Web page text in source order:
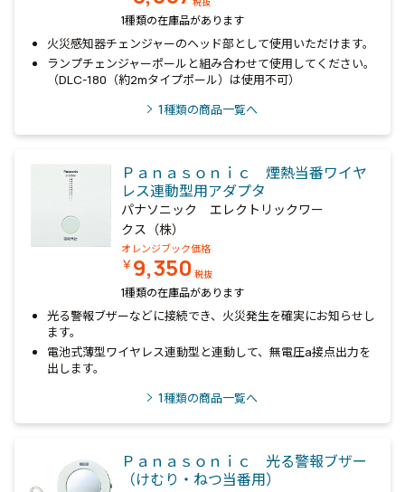
1種類の在庫品があります
火災感知器チェンジャーのヘッド部として使用いただけます。
ランプチェンジャーポールと組み合わせて使用してください。
（DLC-180（約2mタイプポール）は使用不可）
1種類の商品一覧へ
Ｐａｎａｓｏｎｉｃ 煙熱当番ワイヤ
レス連動型用アダプタ
パナソニック エレクトリックワー
クス（株）
オレンジブック価格
￥9,350 税抜
1種類の在庫品があります
光る警報ブザーなどに接続でき、火災発生を確実にお知らせし
ます。
電池式薄型ワイヤレス連動型と連動して、無電圧a接点出力を
出します。
1種類の商品一覧へ
Ｐａｎａｓｏｎｉｃ 光る警報ブザー
（けむり・ねつ当番用）